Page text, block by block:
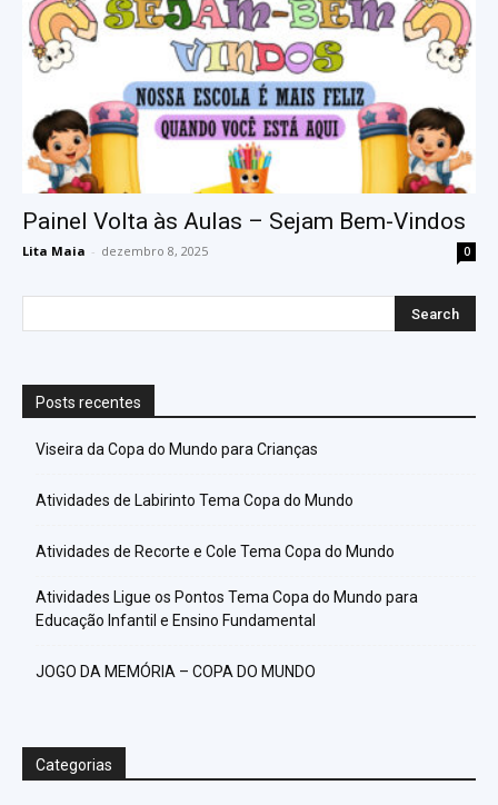
Painel Volta às Aulas – Sejam Bem-Vindos
Lita Maia - dezembro 8, 2025 0
Posts recentes
Viseira da Copa do Mundo para Crianças
Atividades de Labirinto Tema Copa do Mundo
Atividades de Recorte e Cole Tema Copa do Mundo
Atividades Ligue os Pontos Tema Copa do Mundo para
Educação Infantil e Ensino Fundamental
JOGO DA MEMÓRIA – COPA DO MUNDO
Categorias